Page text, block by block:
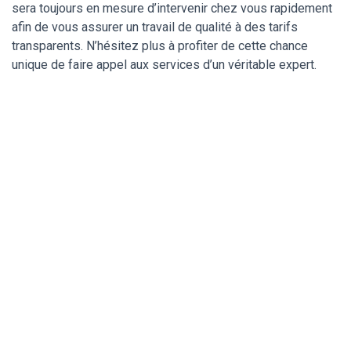
sera toujours en mesure d’intervenir chez vous rapidement
afin de vous assurer un travail de qualité à des tarifs
transparents. N’hésitez plus à profiter de cette chance
unique de faire appel aux services d’un véritable expert.